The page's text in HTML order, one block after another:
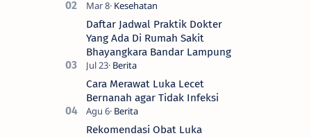
Daftar Jadwal Praktik Dokter
Yang Ada Di Rumah Sakit
Bhayangkara Bandar Lampung
Cara Merawat Luka Lecet
Bernanah agar Tidak Infeksi
Rekomendasi Obat Luka